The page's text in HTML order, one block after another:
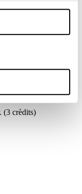
Resolve I. (3
Davinci Resolve II.
(3 crèdits)